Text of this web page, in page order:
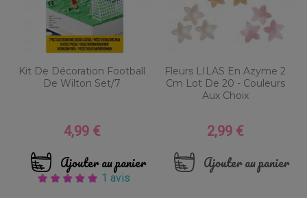
Kit De Décoration Football
De Wilton Set/7
Prix
4,99 €
Ajouter au panier
1 avis
Fleurs LILAS En Azyme 2
Cm Lot De 20 - Couleurs
Aux Choix
Prix
2,99 €
Ajouter au panier